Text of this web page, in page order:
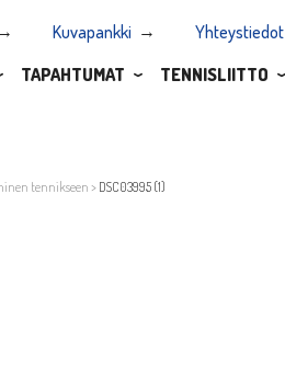
Kuvapankki Yhteystiedot
TAPAHTUMAT TENNISLIITTO
tennikseen > DSC03995 (1)